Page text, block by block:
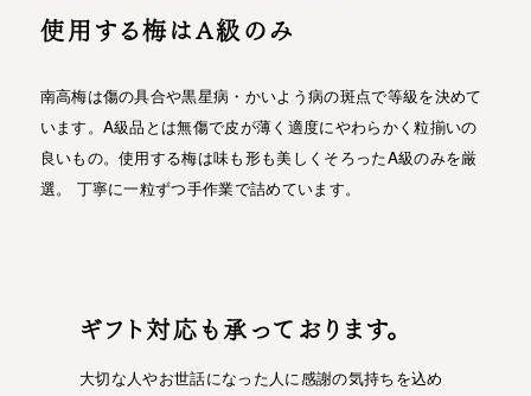
使用する梅はA級のみ
南高梅は傷の具合や黒星病・かいよう病の斑点で等級を決めて
います。A級品とは無傷で皮が薄く適度にやわらかく粒揃いの
良いもの。使用する梅は味も形も美しくそろったA級のみを厳
選。 丁寧に一粒ずつ手作業で詰めています。
ギフト対応も承っております。
大切な人やお世話になった人に感謝の気持ちを込め